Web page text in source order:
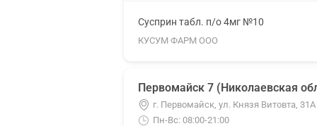
Сусприн табл. п/о 4мг №10
КУСУМ ФАРМ ООО
Первомайск 7 (Николаевская
г. Первомайск, ул. Князя Витовта, 31А
Пн-Вс: 08:00-21:00